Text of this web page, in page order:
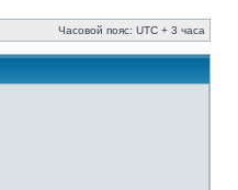
Часовой пояс: UTC + 3 часа